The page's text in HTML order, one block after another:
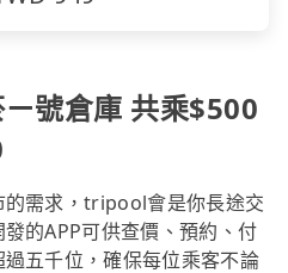
號倉庫 共乘$500
的需求，tripool會是你長途交
的APP可供查價、預約、付
五千位，確保每位乘客不論